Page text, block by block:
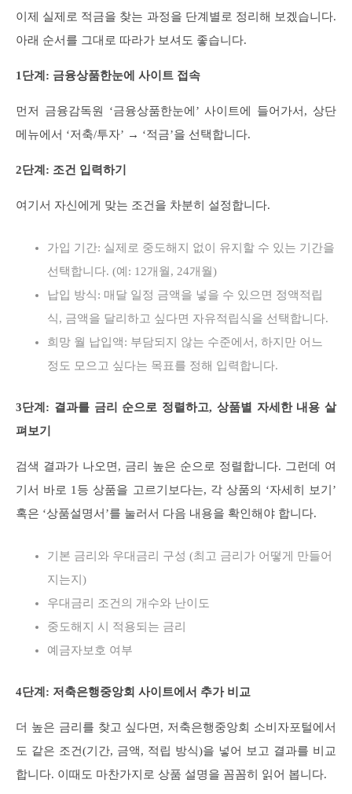
이제 실제로 적금을 찾는 과정을 단계별로 정리해 보겠습니다.
아래 순서를 그대로 따라가 보셔도 좋습니다.
1단계: 금융상품한눈에 사이트 접속
먼저 금융감독원 ‘금융상품한눈에’ 사이트에 들어가서, 상단
메뉴에서 ‘저축/투자’ → ‘적금’을 선택합니다.
2단계: 조건 입력하기
여기서 자신에게 맞는 조건을 차분히 설정합니다.
가입 기간: 실제로 중도해지 없이 유지할 수 있는 기간을
선택합니다. (예: 12개월, 24개월)
납입 방식: 매달 일정 금액을 넣을 수 있으면 정액적립
식, 금액을 달리하고 싶다면 자유적립식을 선택합니다.
희망 월 납입액: 부담되지 않는 수준에서, 하지만 어느
정도 모으고 싶다는 목표를 정해 입력합니다.
3단계: 결과를 금리 순으로 정렬하고, 상품별 자세한 내용 살
펴보기
검색 결과가 나오면, 금리 높은 순으로 정렬합니다. 그런데 여
기서 바로 1등 상품을 고르기보다는, 각 상품의 ‘자세히 보기’
혹은 ‘상품설명서’를 눌러서 다음 내용을 확인해야 합니다.
기본 금리와 우대금리 구성 (최고 금리가 어떻게 만들어
지는지)
우대금리 조건의 개수와 난이도
중도해지 시 적용되는 금리
예금자보호 여부
4단계: 저축은행중앙회 사이트에서 추가 비교
더 높은 금리를 찾고 싶다면, 저축은행중앙회 소비자포털에서
도 같은 조건(기간, 금액, 적립 방식)을 넣어 보고 결과를 비교
합니다. 이때도 마찬가지로 상품 설명을 꼼꼼히 읽어 봅니다.